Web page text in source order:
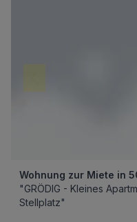
Wohnung zur Miete in
"GRÖDIG - Kleines
Stellplatz"